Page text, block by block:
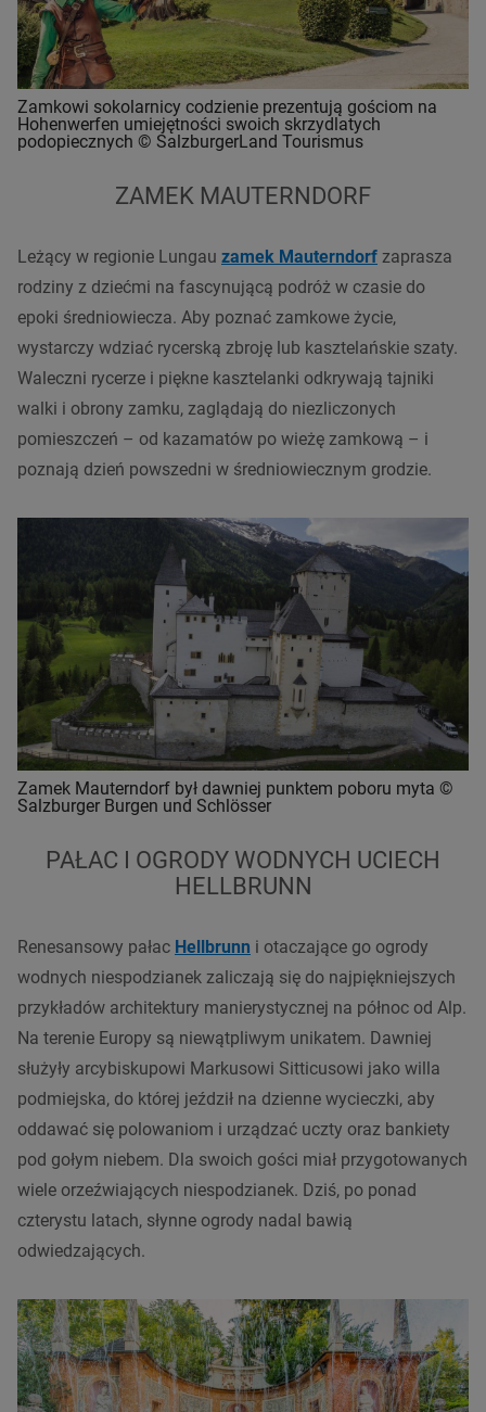
Zamkowi sokolarnicy codzienie prezentują gościom na
Hohenwerfen umiejętności swoich skrzydlatych
podopiecznych © SalzburgerLand Tourismus
ZAMEK MAUTERNDORF
Leżący w regionie Lungau zamek Mauterndorf zaprasza
rodziny z dziećmi na fascynującą podróż w czasie do
epoki średniowiecza. Aby poznać zamkowe życie,
wystarczy wdziać rycerską zbroję lub kasztelańskie szaty.
Waleczni rycerze i piękne kasztelanki odkrywają tajniki
walki i obrony zamku, zaglądają do niezliczonych
pomieszczeń – od kazamatów po wieżę zamkową – i
poznają dzień powszedni w średniowiecznym grodzie.
Zamek Mauterndorf był dawniej punktem poboru myta ©
Salzburger Burgen und Schlösser
PAŁAC I OGRODY WODNYCH UCIECH
HELLBRUNN
Renesansowy pałac Hellbrunn i otaczające go ogrody
wodnych niespodzianek zaliczają się do najpiękniejszych
przykładów architektury manierystycznej na północ od Alp.
Na terenie Europy są niewątpliwym unikatem. Dawniej
służyły arcybiskupowi Markusowi Sitticusowi jako willa
podmiejska, do której jeździł na dzienne wycieczki, aby
oddawać się polowaniom i urządzać uczty oraz bankiety
pod gołym niebem. Dla swoich gości miał przygotowanych
wiele orzeźwiających niespodzianek. Dziś, po ponad
czterystu latach, słynne ogrody nadal bawią
odwiedzających.